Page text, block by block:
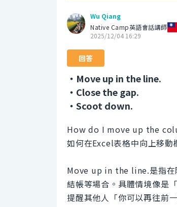
Wu Qiang
Native Camp英語會話講師
2025/12/04 16:29
回答
・Move up in the line.
・Close the gap.
・Scoot down.
How do I move up the
如何在Excel表格中向上移動
Move up in the line.是指在
結帳等場合。具體情境像是
提醒其他人「你可以再往前